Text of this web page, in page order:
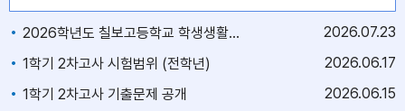
2026학년도 칠보고등학교 학생생활규정 개정을 위한 의견수렴 안내 2026 07.23
1학기 2차고사 시험범위 (전학년)
2026 06.17
1학기 2차고사 기출문제 공개
2026 06.15